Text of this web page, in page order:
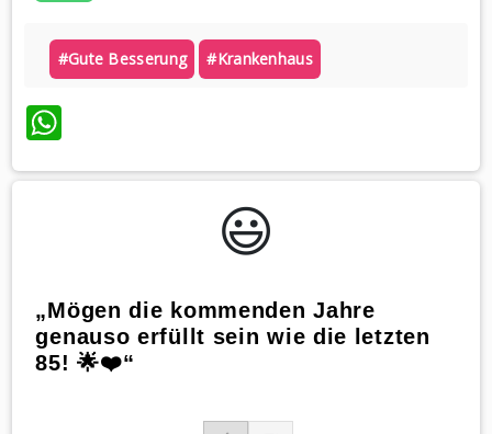
#gute Besserung #krankenhaus
WhatsApp
😃️
„Mögen die kommenden Jahre
genauso erfüllt sein wie die letzten
85! 🌟❤️“